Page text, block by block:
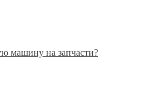
машину на запчасти?